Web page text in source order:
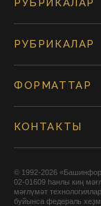
РУБРИКАЛАР
РУБРИКАЛАР
ФОРМАТТАР
КОНТАКТЫ
© 1992-2026
02-01609 һанлы киң
мәғлүмәт
буйынса федераль